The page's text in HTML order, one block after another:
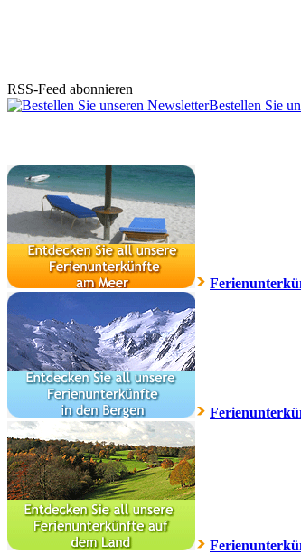
RSS-Feed abonnieren
Bestellen Sie